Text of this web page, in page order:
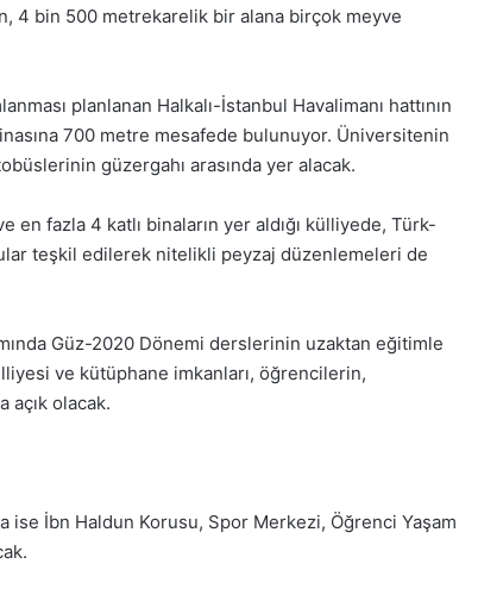
4 bin 500 metrekarelik bir alana birçok meyve
planlanan Halkalı-İstanbul Havalimanı hattının
700 metre mesafede bulunuyor. Üniversitenin
güzergahı arasında yer alacak.
fazla 4 katlı binaların yer aldığı külliyede, Türk-
teşkil edilerek nitelikli peyzaj düzenlemeleri de
Güz-2020 Dönemi derslerinin uzaktan eğitimle
ve kütüphane imkanları, öğrencilerin,
açık olacak.
ise İbn Haldun Korusu, Spor Merkezi, Öğrenci Yaşam